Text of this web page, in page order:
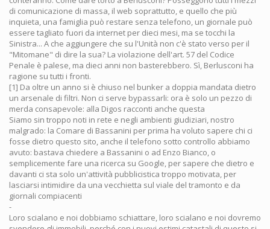
di comunicazione di massa, il web soprattutto, e quello che più
inquieta, una famiglia può restare senza telefono, un giornale può
essere tagliato fuori da internet per dieci mesi, ma se tocchi la
Sinistra... A che aggiungere che su l'Unità non c'è stato verso per il
"Mitomane" di dire la sua? La violazione dell'art. 57 del Codice
Penale è palese, ma dieci anni non basterebbero. Sì, Berlusconi ha
ragione su tutti i fronti.
[1] Da oltre un anno si è chiuso nel bunker a doppia mandata dietro
un arsenale di filtri. Non ci serve bypassarli: ora è solo un pezzo di
merda consapevole: alla Digos racconti anche questa
Siamo sin troppo noti in rete e negli ambienti giudiziari, nostro
malgrado: la Comare di Bassanini per prima ha voluto sapere chi ci
fosse dietro questo sito, anche il telefono sotto controllo abbiamo
avuto: bastava chiedere a Bassanini o ad Enzo Bianco, o
semplicemente fare una ricerca su Google, per sapere che dietro e
davanti ci sta solo un'attività pubblicistica troppo motivata, per
lasciarsi intimidire da una vecchietta sul viale del tramonto e da
giornali compiacenti
-
Loro scialano e noi dobbiamo schiattare, loro scialano e noi dovremo